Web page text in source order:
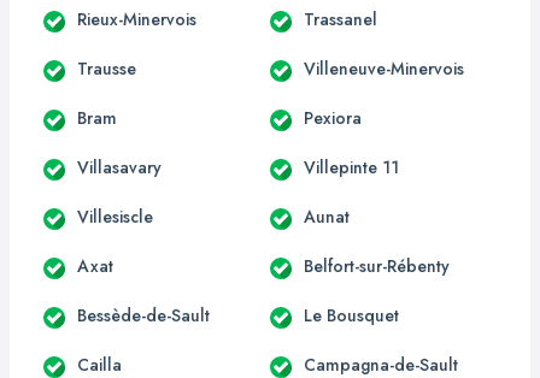
Rieux-Minervois Trassanel
Trausse Villeneuve-Minervois
Bram Pexiora
Villasavary Villepinte 11
Villesiscle Aunat
Axat Belfort-sur-Rébenty
Bessède-de-Sault Le Bousquet
Cailla Campagna-de-Sault